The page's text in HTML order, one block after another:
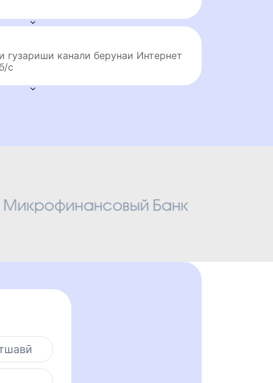
гузариши канали берунаи Интернет
с